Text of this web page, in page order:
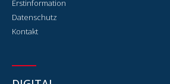
Erstinformation
Datenschutz
Kontakt